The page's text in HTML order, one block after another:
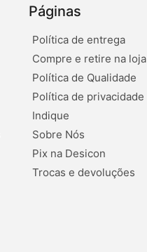
Páginas
Política de entrega
Compre e retire na loja
Política de Qualidade
Política de privacidade
Indique
Sobre Nós
Pix na Desicon
Trocas e devoluções